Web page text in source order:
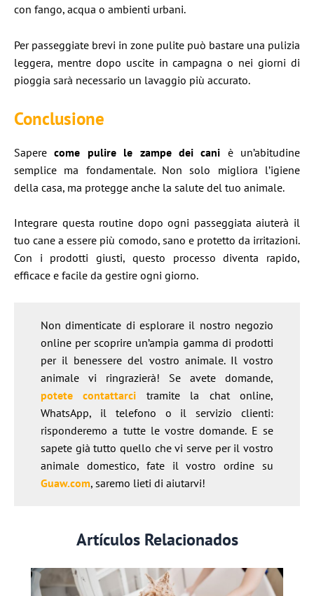
con fango, acqua o ambienti urbani.
Per passeggiate brevi in zone pulite può bastare una pulizia
leggera, mentre dopo uscite in campagna o nei giorni di
pioggia sarà necessario un lavaggio più accurato.
Conclusione
Saperecome pulire le zampe dei cani è un’abitudine
semplice ma fondamentale. Non solo migliora l’igiene
della casa, ma protegge anche la salute del tuo animale.
Integrare questa routine dopo ogni passeggiata aiuterà il
tuo cane a essere più comodo, sano e protetto da irritazioni.
Con i prodotti giusti, questo processo diventa rapido,
efficace e facile da gestire ogni giorno.
Non dimenticate di esplorare il nostro negozio
online per scoprire un’ampia gamma di prodotti
per il benessere del vostro animale. Il vostro
animale vi ringrazierà! Se avete domande,
potete contattarci tramite la chat online,
WhatsApp, il telefono o il servizio clienti:
risponderemo a tutte le vostre domande. E se
sapete già tutto quello che vi serve per il vostro
animale domestico, fate il vostro ordine su
Guaw.com, saremo lieti di aiutarvi!
Artículos Relacionados